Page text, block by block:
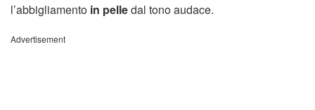
l’abbigliamento in pelledal tono audace.
Advertisement